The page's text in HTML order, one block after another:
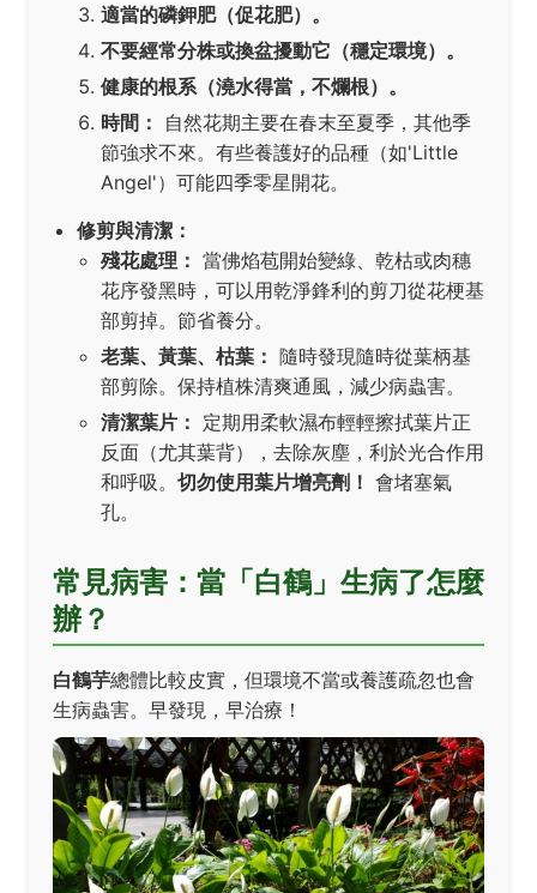
適當的磷鉀肥（促花肥）。
不要經常分株或換盆擾動它（穩定環境）。
健康的根系（澆水得當，不爛根）。
時間：
自然花期主要在春末至夏季，其他季
節強求不來。有些養護好的品種（如'Little
Angel'）可能四季零星開花。
修剪與清潔：
殘花處理： 當佛焰苞開始變綠、乾枯或肉穗
花序發黑時，可以用乾淨鋒利的剪刀從花梗基
部剪掉。節省養分。
老葉、黃葉、枯葉： 隨時發現隨時從葉柄基
部剪除。保持植株清爽通風，減少病蟲害。
清潔葉片： 定期用柔軟濕布輕輕擦拭葉片正
反面（尤其葉背），去除灰塵，利於光合作用
和呼吸。 切勿使用葉片增亮劑！ 會堵塞氣
孔。
常見病害：當「白鶴」生病了怎麼
辦？
白鶴芋總體比較皮實，但環境不當或養護疏忽也會
生病蟲害。早發現，早治療！